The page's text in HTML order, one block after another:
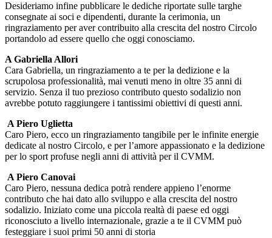
Desideriamo infine pubblicare le dediche riportate sulle targhe
consegnate ai soci e dipendenti, durante la cerimonia, un
ringraziamento per aver contribuito alla crescita del nostro Circolo
portandolo ad essere quello che oggi conosciamo.
A Gabriella Allori
Cara Gabriella, un ringraziamento a te per la dedizione e la
scrupolosa professionalità, mai venuti meno in oltre 35 anni di
servizio. Senza il tuo prezioso contributo questo sodalizio non
avrebbe potuto raggiungere i tantissimi obiettivi di questi anni.
A Piero Uglietta
Caro Piero, ecco un ringraziamento tangibile per le infinite energie
dedicate al nostro Circolo, e per l’amore appassionato e la dedizione
per lo sport profuse negli anni di attività per il CVMM.
A Piero Canovai
Caro Piero, nessuna dedica potrà rendere appieno l’enorme
contributo che hai dato allo sviluppo e alla crescita del nostro
sodalizio. Iniziato come una piccola realtà di paese ed oggi
riconosciuto a livello internazionale, grazie a te il CVMM può
festeggiare i suoi primi 50 anni di storia